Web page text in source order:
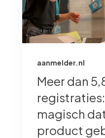
aanmelder.nl
Meer dan
magisch
product